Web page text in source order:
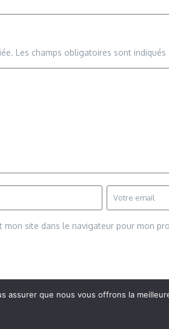
Les champs obligatoires sont indiqués
mon site dans le navigateur pour mon
Copyright ©
assurer que nous vous offrons la